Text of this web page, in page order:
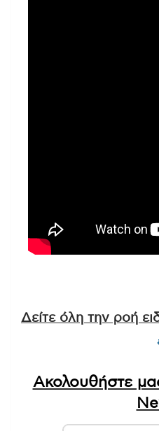
Δείτε όλη την ροή
Ακολουθήστε